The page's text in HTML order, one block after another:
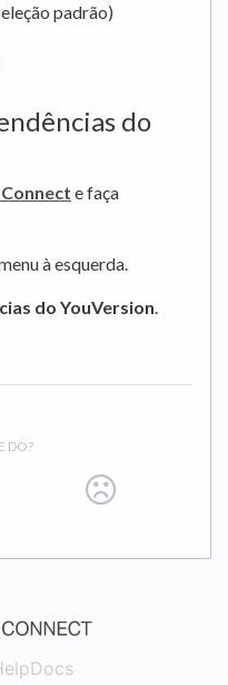
padrão)
do
e faça
à esquerda.
do YouVersion.
DO?
(opens in a